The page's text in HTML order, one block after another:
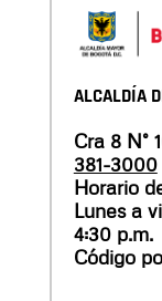
ALCALDÍA
Cra 8 N°
381-3000
Horario
Lunes a
4:30 p.m.
Código